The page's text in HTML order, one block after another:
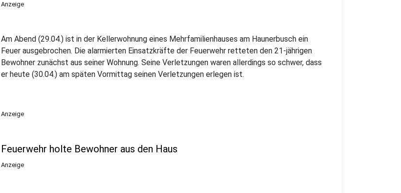
Anzeige
Am Abend (29.04.) ist in der Kellerwohnung eines Mehrfamilienhauses am Haunerbusch ein
Feuer ausgebrochen. Die alarmierten Einsatzkräfte der Feuerwehr retteten den 21-jährigen
Bewohner zunächst aus seiner Wohnung. Seine Verletzungen waren allerdings so schwer, dass
er heute (30.04.) am späten Vormittag seinen Verletzungen erlegen ist.
Anzeige
Feuerwehr holte Bewohner aus den Haus
Anzeige